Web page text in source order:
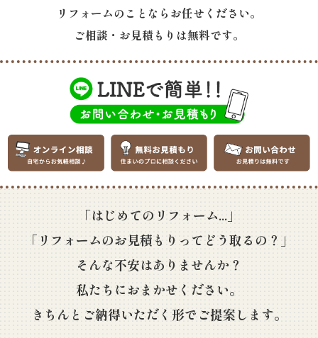
リフォームのことならお任せください。
ご相談・お見積もりは無料です。
「はじめてのリフォーム...」
「リフォームのお見積もりってどう取るの？」
そんな不安はありませんか？
私たちにおまかせください。
きちんとご納得いただく形でご提案します。